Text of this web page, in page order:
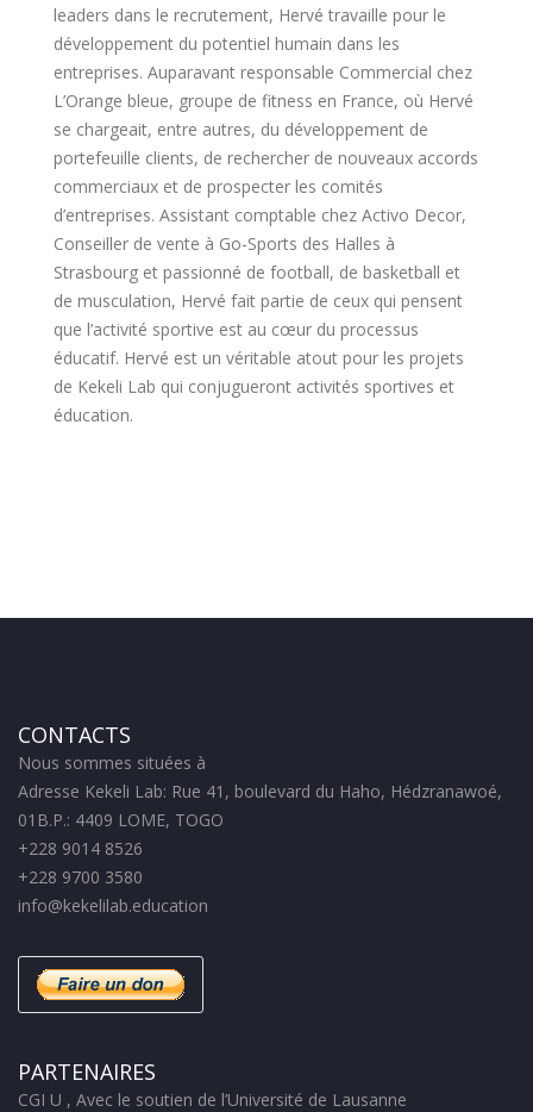
leaders dans le recrutement, Hervé travaille pour le
développement du potentiel humain dans les
entreprises. Auparavant responsable Commercial chez
L’Orange bleue, groupe de fitness en France, où Hervé
se chargeait, entre autres, du développement de
portefeuille clients, de rechercher de nouveaux accords
commerciaux et de prospecter les comités
d’entreprises. Assistant comptable chez Activo Decor,
Conseiller de vente à Go-Sports des Halles à
Strasbourg et passionné de football, de basketball et
de musculation, Hervé fait partie de ceux qui pensent
que l’activité sportive est au cœur du processus
éducatif. Hervé est un véritable atout pour les projets
de Kekeli Lab qui conjugueront activités sportives et
éducation.
CONTACTS
Nous sommes situées à
Adresse Kekeli Lab: Rue 41, boulevard du Haho, Hédzranawoé,
01B.P.: 4409 LOME, TOGO
+228 9014 8526
+228 9700 3580
info@kekelilab.education
PARTENAIRES
CGI U , Avec le soutien de l’Université de Lausanne